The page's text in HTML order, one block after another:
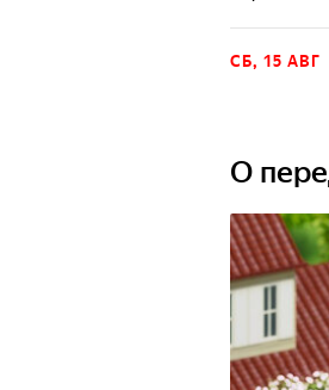
СБ, 15 АВГ
О